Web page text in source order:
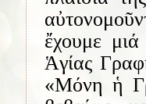
ἔχουμε
Ἁγίας
«Μόνη ἡ